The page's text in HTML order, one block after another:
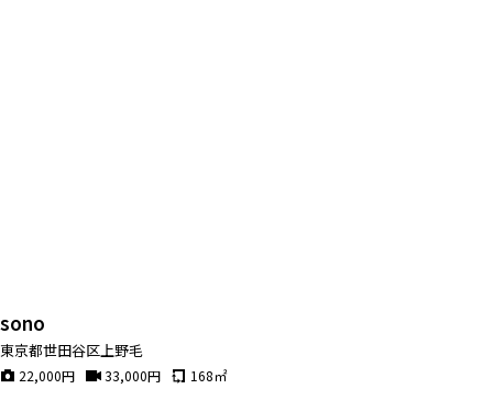
sono
東京都世田谷区上野毛
22,000円 33,000円 168㎡